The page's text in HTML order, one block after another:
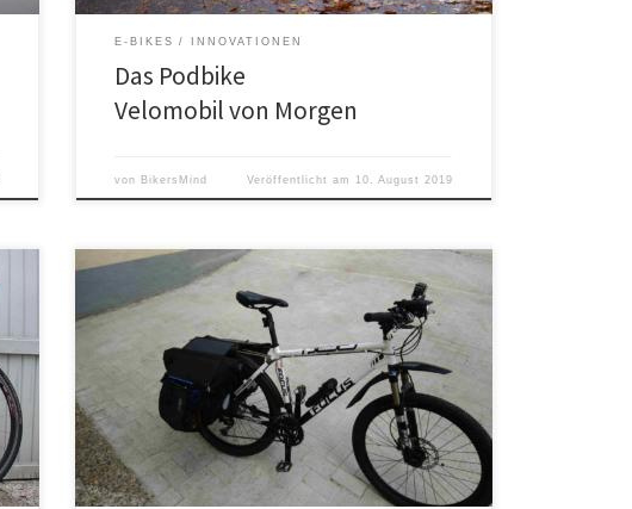
E-BIKES INNOVATIONEN
Das Podbike
Velomobil von Morgen
von BikersMind Veröffentlicht am 10. August 2019
Als Basis dient das Focus Black Forest 2,0 aus dem Jahr
2015 in der 26″ Variante. Der Wechsel von 26″ und 28″
zu den heutigen Größen von 27,5″ und 29″ erschließt
sich mir nach wie vor nicht. Agilität und Fahrstabilität
schwinden mit größeren Reifendurchmessern, da
können auch verbesserte Materialien nichts […]